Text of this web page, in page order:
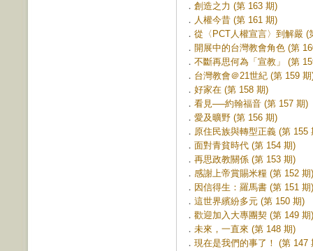
． 創造之力 (第 163 期)
． 人權今昔 (第 161 期)
． 從〈PCT人權宣言〉到解嚴 (
． 開展中的台灣教會角色 (第
． 不斷再思何為「宣教」 (第
． 台灣教會＠21世紀 (第 159 期
． 好家在 (第 158 期)
． 看見──約翰福音 (第 157 期)
． 愛及曠野 (第 156 期)
． 原住民族與轉型正義 (第 155
． 面對青貧時代 (第 154 期)
． 再思政教關係 (第 153 期)
． 感謝上帝賞賜米糧 (第 152 期)
． 因信得生：羅馬書 (第 151 期)
． 這世界繽紛多元 (第 150 期)
． 歡迎加入大專團契 (第 149 期)
． 未來，一直來 (第 148 期)
． 現在是我們的事了！ (第 147